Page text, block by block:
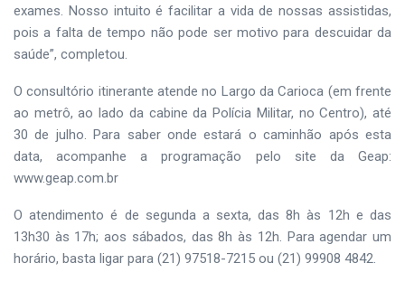
exames. Nosso intuito é facilitar a vida de nossas assistidas,
pois a falta de tempo não pode ser motivo para descuidar da
saúde”, completou.
O consultório itinerante atende no Largo da Carioca (em frente
ao metrô, ao lado da cabine da Polícia Militar, no Centro), até
30 de julho. Para saber onde estará o caminhão após esta
data, acompanhe a programação pelo site da Geap:
www.geap.com.br
O atendimento é de segunda a sexta, das 8h às 12h e das
13h30 às 17h; aos sábados, das 8h às 12h. Para agendar um
horário, basta ligar para (21) 97518-7215 ou (21) 99908 4842.